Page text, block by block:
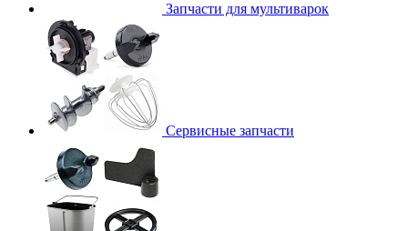
Запчасти для мультиварок
Сервисные запчасти